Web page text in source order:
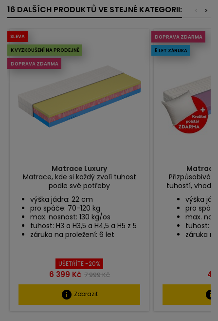
16 DALŠÍCH PRODUKTŮ VE STEJNÉ KATEGORII: >
<
K VYZKOUŠENÍ NA PRODEJNĚ
DOPRAVA ZDARMA
SLEVA
Matrace Luxury
Matrace, kde si každý zvolí tuhost
podle své potřeby
výška jádra: 22 cm
pro spáče: 70-120 kg
max. nosnost: 130 kg/os
tuhost: H3 a H3,5 a H4,5 a H5 z 5
záruka na proležení: 6 let
UŠETŘÍTE -20%
Cena
6 399 Kč Běžná
cena
7 999 Kč
info Zobrazit
DOPRAVA ZDARMA
5 LET ZÁRUKA
Matrace
Přizpůsobivá
tuhostí,
výška
pro
max.
tuhost:
záruka
4
info